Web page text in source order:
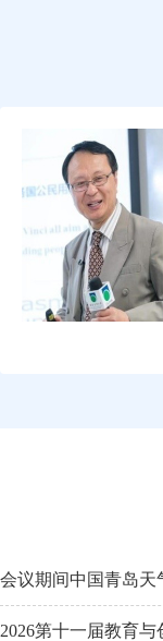
会议期间中国青岛天
2026第十一届教育